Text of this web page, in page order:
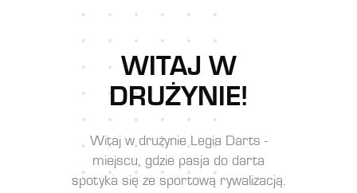
WITAJ W
DRUŻYNIE!
Witaj w drużynie Legia Darts -
miejscu, gdzie pasja do darta
spotyka się ze sportową rywalizacją.